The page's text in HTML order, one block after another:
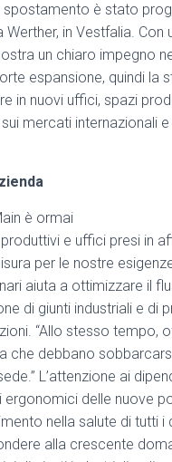
spostamento è stato
in Vestfalia.
un chiaro impegno
espansione, quindi la
in nuovi uffici, spazi
mercati internazionali
è ormai
e uffici presi in
per le nostre
aiuta a ottimizzare il
di giunti industriali e di
“Allo stesso tempo,
che debbano
L’attenzione ai
delle nuove
nella salute di tutti
alla crescente